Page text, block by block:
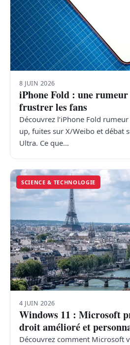
8 JUIN 2026
iPhone Fold : une
frustrer les fans
Découvrez l’iPhone Fold
up, fuites sur X/Weibo et débat
Ultra. Ce que…
SCIENCE & TECHNOLOGIE
4 JUIN 2026
Windows 11 : Microsoft
droit amélioré et
Découvrez comment Microsoft